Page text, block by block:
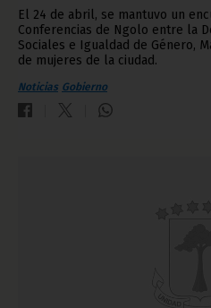
El 24 de abril, se mantuvo un
Conferencias de Ngolo entre la
Sociales e Igualdad de Género,
de mujeres de la ciudad.
Noticias Gobierno